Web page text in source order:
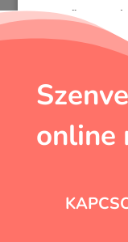
alapvető
A harmadik
weboldal
preferenciáit
hirdetéseket
csak az Ön
befolyásolhatja
online